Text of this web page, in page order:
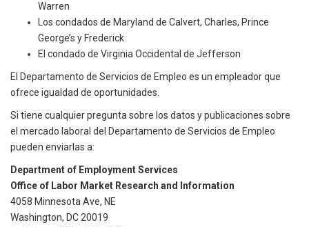
Warren
Los condados de Maryland de Calvert, Charles, Prince
George’s y Frederick
El condado de Virginia Occidental de Jefferson
El Departamento de Servicios de Empleo es un empleador que
ofrece igualdad de oportunidades.
Si tiene cualquier pregunta sobre los datos y publicaciones sobre
el mercado laboral del Departamento de Servicios de Empleo
pueden enviarlas a:
Department of Employment Services
Office of Labor Market Research and Information
4058 Minnesota Ave, NE
Washington, DC 20019